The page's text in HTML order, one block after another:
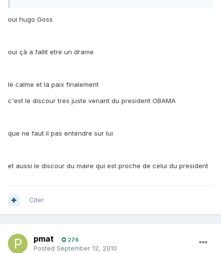
oui hugo Goss
oui çà a fallit etre un drame
le calme et la paix finalement
c'est le discour tres juste venant du president OBAMA
que ne faut il pas entendre sur lui
et aussi le discour du maire qui est proche de celui du president
Citer
pmat 276
Posted September 12, 2010